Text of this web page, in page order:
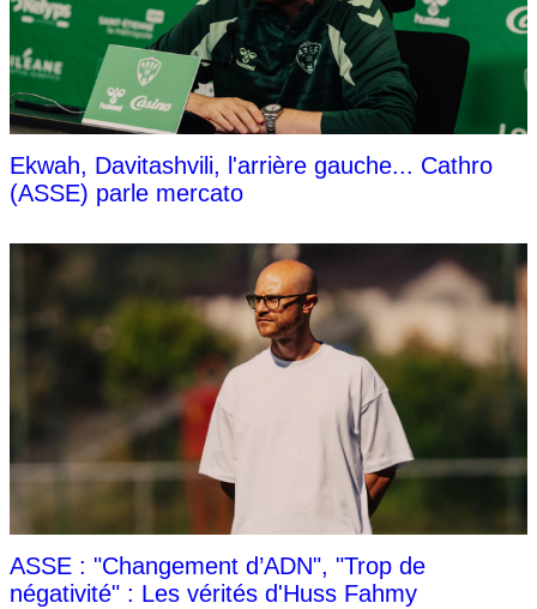
Ekwah, Davitashvili, l'arrière gauche... Cathro
(ASSE) parle mercato
ASSE : "Changement d’ADN", "Trop de
négativité" : Les vérités d'Huss Fahmy